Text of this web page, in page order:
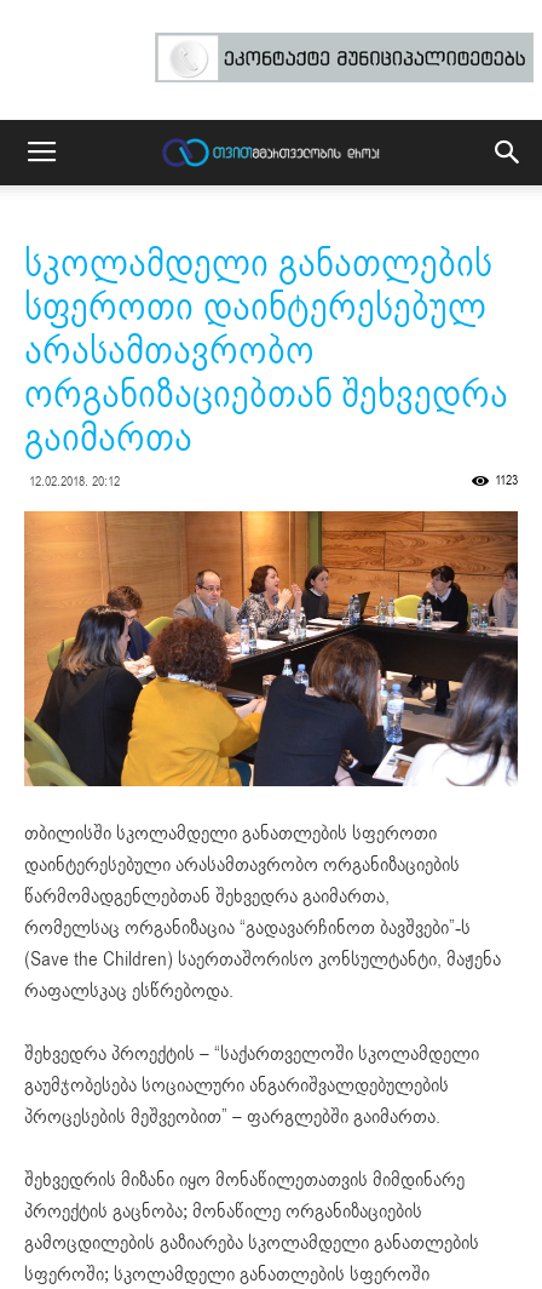
სკოლამდელი განათლების
სფეროთი დაინტერესებულ
არასამთავრობო
ორგანიზაციებთან შეხვედრა
გაიმართა
12.02.2018. 20:12 1123
თბილისში სკოლამდელი განათლების სფეროთი
დაინტერესებული არასამთავრობო ორგანიზაციების
წარმომადგენლებთან შეხვედრა გაიმართა,
რომელსაც ორგანიზაცია “გადავარჩინოთ ბავშვები”-ს
(Save the Children) საერთაშორისო კონსულტანტი, მაჟენა
რაფალსკაც ესწრებოდა.
შეხვედრა პროექტის – “საქართველოში სკოლამდელი
გაუმჯობესება სოციალური ანგარიშვალდებულების
პროცესების მეშვეობით” – ფარგლებში გაიმართა.
შეხვედრის მიზანი იყო მონაწილეთათვის მიმდინარე
პროექტის გაცნობა; მონაწილე ორგანიზაციების
გამოცდილების გაზიარება სკოლამდელი განათლების
სფეროში; სკოლამდელი განათლების სფეროში